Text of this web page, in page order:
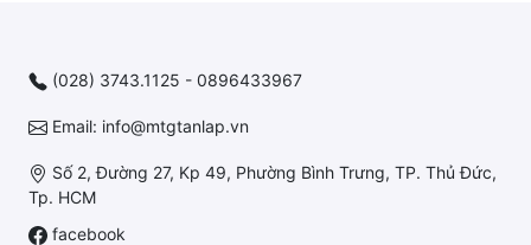
(028) 3743.1125 - 0896433967
Email: info@mtgtanlap.vn
Số 2, Đường 27, Kp 49, Phường Bình Trưng, TP. Thủ Đức,
Tp. HCM
facebook